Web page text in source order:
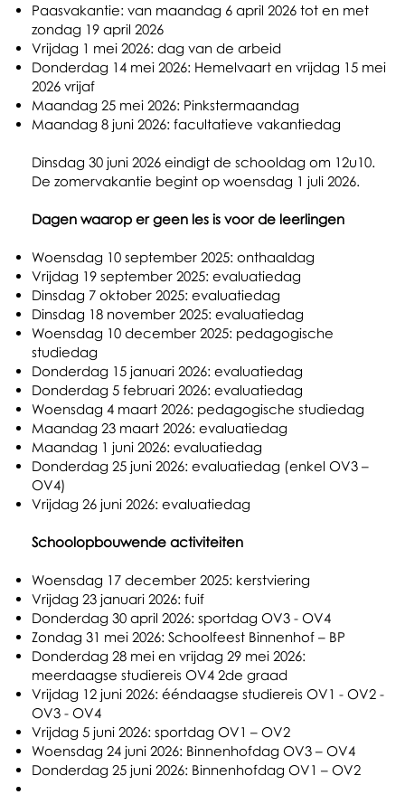
Paasvakantie: van maandag 6 april 2026 tot en met
zondag 19 april 2026
Vrijdag 1 mei 2026: dag van de arbeid
Donderdag 14 mei 2026: Hemelvaart en vrijdag 15 mei
2026 vrijaf
Maandag 25 mei 2026: Pinkstermaandag
Maandag 8 juni 2026: facultatieve vakantiedag
Dinsdag 30 juni 2026 eindigt de schooldag om 12u10.
De zomervakantie begint op woensdag 1 juli 2026.
Dagen waarop er geen les is voor de leerlingen
Woensdag 10 september 2025: onthaaldag
Vrijdag 19 september 2025: evaluatiedag
Dinsdag 7 oktober 2025: evaluatiedag
Dinsdag 18 november 2025: evaluatiedag
Woensdag 10 december 2025: pedagogische
studiedag
Donderdag 15 januari 2026: evaluatiedag
Donderdag 5 februari 2026: evaluatiedag
Woensdag 4 maart 2026: pedagogische studiedag
Maandag 23 maart 2026: evaluatiedag
Maandag 1 juni 2026: evaluatiedag
Donderdag 25 juni 2026: evaluatiedag (enkel OV3 –
OV4)
Vrijdag 26 juni 2026: evaluatiedag
Schoolopbouwende activiteiten
Woensdag 17 december 2025: kerstviering
Vrijdag 23 januari 2026: fuif
Donderdag 30 april 2026: sportdag OV3 - OV4
Zondag 31 mei 2026: Schoolfeest Binnenhof – BP
Donderdag 28 mei en vrijdag 29 mei 2026:
meerdaagse studiereis OV4 2de graad
Vrijdag 12 juni 2026: ééndaagse studiereis OV1 - OV2 -
OV3 - OV4
Vrijdag 5 juni 2026: sportdag OV1 – OV2
Woensdag 24 juni 2026: Binnenhofdag OV3 – OV4
Donderdag 25 juni 2026: Binnenhofdag OV1 – OV2